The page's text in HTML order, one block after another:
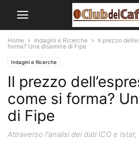
Home Indagini e Ricerche
Il prezzo
forma? Una disamina di Fipe
Indagini e Ricerche
Il prezzo
come si forma?
di Fipe
Attraverso l'analisi dei dati ICO e